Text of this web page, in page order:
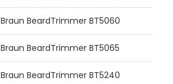
Braun BeardTrimmer BT5060
Braun BeardTrimmer BT5065
Braun BeardTrimmer BT5240